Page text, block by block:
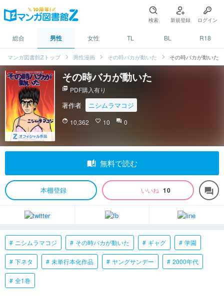
検索 新規登録 ログイン
総合 男性 女性 TL BL R18
マンガ図書館Zトップ 男性漫画 その時バカが動いた その時バカが動いた
その時バカが動いた
picture_as_pdf PDF購入有り
著作者 ニシムラマコジ
face 10,362 favorite_border 10 question_answer 0
auto_stories 無料で読む
本棚登録 いいね 10 forum
ニシムラマコジ その時バカが動いた ギャグ 学園
下ネタ 未単行本化作品 ヤングサンデー 2000年代
全1巻